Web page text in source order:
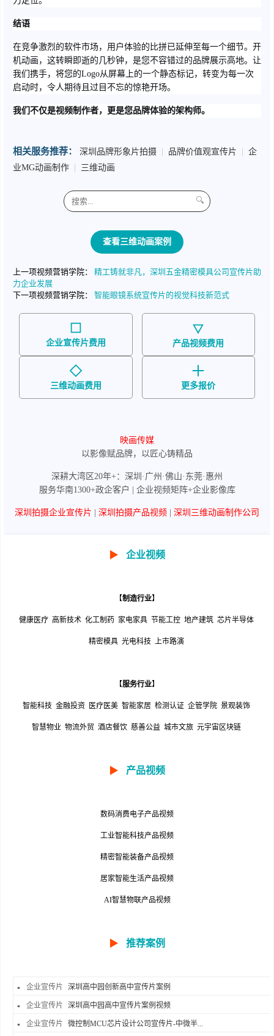
结语
在竞争激烈的软件市场，用户体验的比拼已延伸至每一个细节。开
机动画，这转瞬即逝的几秒钟，是您不容错过的品牌展示高地。让
我们携手，将您的Logo从屏幕上的一个静态标记，转变为每一次
启动时，令人期待且过目不忘的惊艳开场。
我们不仅是视频制作者，更是您品牌体验的架构师。
相关服务推荐： 深圳品牌形象片拍摄 品牌价值观宣传片
企
业MG动画制作
三维动画
🔍
查看三维动画案例
上一项视频营销学院： 精工铸就非凡，深圳五金精密模具公司宣传片助
力企业发展
下一项视频营销学院： 智能眼镜系统宣传片的视觉科技新范式
企业宣传片费用 产品视频费用
三维动画费用 更多报价
映画传媒
以影像赋品牌，以匠心铸精品
深耕大湾区20年+：深圳·广州·佛山·东莞·惠州
服务华南1300+政企客户 | 企业视频矩阵+企业影像库
深圳拍摄企业宣传片 深圳拍摄产品视频 深圳三维动画制作公司
▶ 企业视频
【制造行业】
健康医疗 高新技术 化工制药 家电家具 节能工控 地产建筑 芯片半导体
精密模具 光电科技 上市路演
【服务行业】
智能科技 金融投资 医疗医美 智能家居 检测认证 企管学院 景观装饰
智慧物业 物流外贸 酒店餐饮 慈善公益 城市文旅 元宇宙区块链
▶ 产品视频
数码消费电子产品视频
工业智能科技产品视频
精密智能装备产品视频
居家智能生活产品视频
AI智慧物联产品视频
▶ 推荐案例
企业宣传片 深圳高中园创新高中宣传片案例
企业宣传片 深圳高中园高中宣传片案例视频
企业宣传片 微控制MCU芯片设计公司宣传片-中微半...